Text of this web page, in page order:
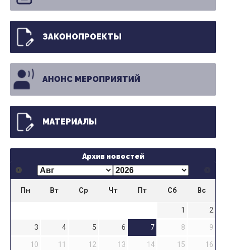
ЗАКОНОПРОЕКТЫ
АНОНС МЕРОПРИЯТИЙ
МАТЕРИАЛЫ
Архив новостей
Пн Вт Ср Чт Пт Сб Вс
1
2
3
4 5 6 7 8
9
10
11 12 13 14 15
16